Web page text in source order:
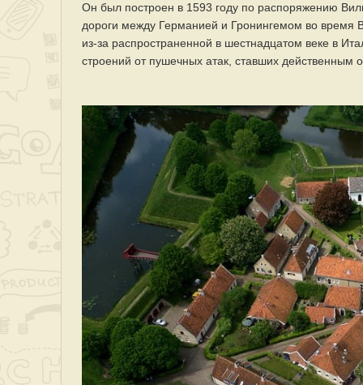
Он был построен в 1593 году по распоряжению
дороги между Германией и Гронингемом во
из-за распространенной в шестнадцатом веке в
строений от пушечных атак, ставших действенным